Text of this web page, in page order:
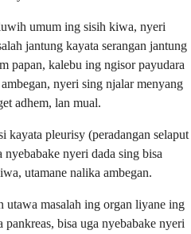
umum ing sisih kiwa, nyeri
jantung kayata serangan jantung
papan, kalebu ing ngisor payudara
nyeri sing njalar menyang
adhem, lan mual.
kayata pleurisy (peradangan selaput
nyeri dada sing bisa
utamane nalika ambegan.
utawa masalah ing organ liyane ing
bisa uga nyebabake nyeri